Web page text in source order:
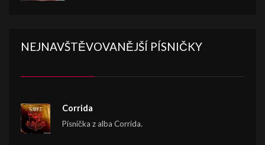
NEJNAVŠTĚVOVANĚJŠÍ PÍSNIČKY
Corrida
Písnička z alba Corrida.